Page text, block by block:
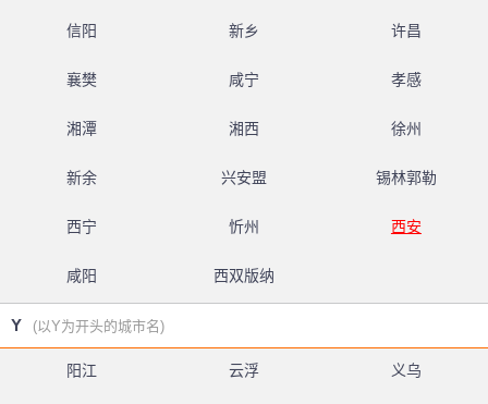
信阳 新乡 许昌
襄樊 咸宁 孝感
湘潭 湘西 徐州
新余 兴安盟 锡林郭勒
西宁 忻州 西安
咸阳 西双版纳
Y (以Y为开头的城市名)
阳江 云浮 义乌